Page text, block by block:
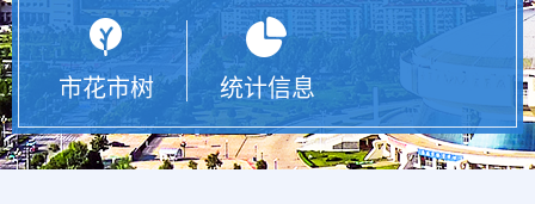
市花市树 统计信息